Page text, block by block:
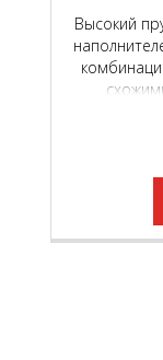
Высокий
который